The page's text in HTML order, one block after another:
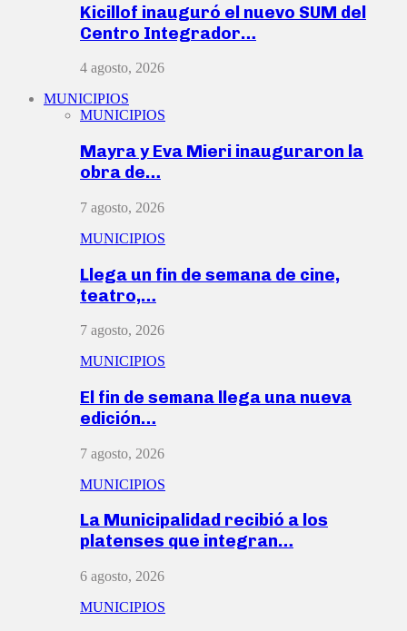
Kicillof inauguró el nuevo SUM del
Centro Integrador…
4 agosto, 2026
MUNICIPIOS
MUNICIPIOS
Mayra y Eva Mieri inauguraron la
obra de…
7 agosto, 2026
MUNICIPIOS
Llega un fin de semana de cine,
teatro,…
7 agosto, 2026
MUNICIPIOS
El fin de semana llega una nueva
edición…
7 agosto, 2026
MUNICIPIOS
La Municipalidad recibió a los
platenses que integran…
6 agosto, 2026
MUNICIPIOS